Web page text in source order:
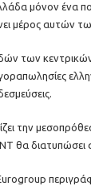
μόνον ένα
μέρος αυτών
των
την
θα διατυπώσει